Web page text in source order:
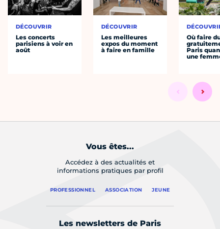
DÉCOUVRIR
Les concerts
parisiens à voir en
août
DÉCOUVRIR
Les meilleures
expos du moment
à faire en famille
Où faire
Paris
une
Vous êtes...
Accédez à des actualités et
informations pratiques par profil
PROFESSIONNEL ASSOCIATION JEUNE
Les newsletters de Paris